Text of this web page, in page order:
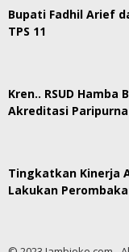
Bupati Fadhil Arief
TPS 11
Kren.. RSUD
Akreditasi
Tingkatkan Kinerja
Lakukan